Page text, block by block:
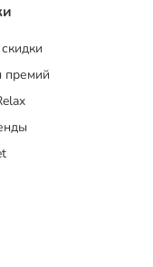
премий